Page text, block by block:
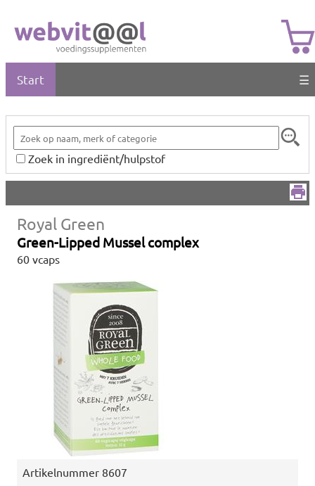
Start ☰
Zoek in ingrediënt/hulpstof
Royal Green
Green-Lipped Mussel complex
60 vcaps
Artikelnummer 8607